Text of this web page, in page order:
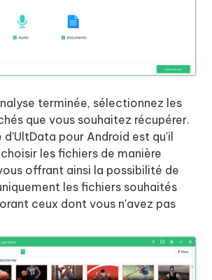
terminée, sélectionnez les
que vous souhaitez récupérer.
pour Android est qu'il
les fichiers de manière
offrant ainsi la possibilité de
les fichiers souhaités
ceux dont vous n'avez pas